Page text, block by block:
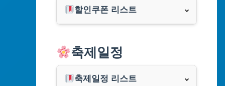
대구광역시
인천광역시
광주광역시
할인쿠폰 리스트
쿠팡
축제일정
축제일정 리스트